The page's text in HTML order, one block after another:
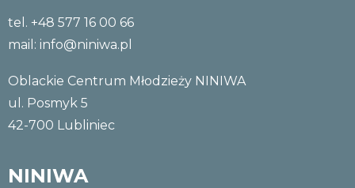
tel. +48 577 16 00 66
mail: info@niniwa.pl
Oblackie Centrum Młodzieży NINIWA
ul. Posmyk 5
42-700 Lubliniec
NINIWA